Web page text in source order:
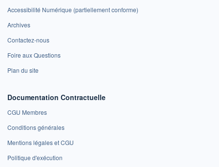
Accessibilité Numérique (partiellement conforme)
Archives
Contactez-nous
Foire aux Questions
Plan du site
Documentation Contractuelle
CGU Membres
Conditions générales
Mentions légales et CGU
Politique d'exécution